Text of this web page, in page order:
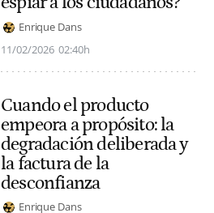
Enrique Dans
11/02/2026 02:40h
Cuando el producto
empeora a propósito: la
degradación deliberada y
la factura de la
desconfianza
Enrique Dans